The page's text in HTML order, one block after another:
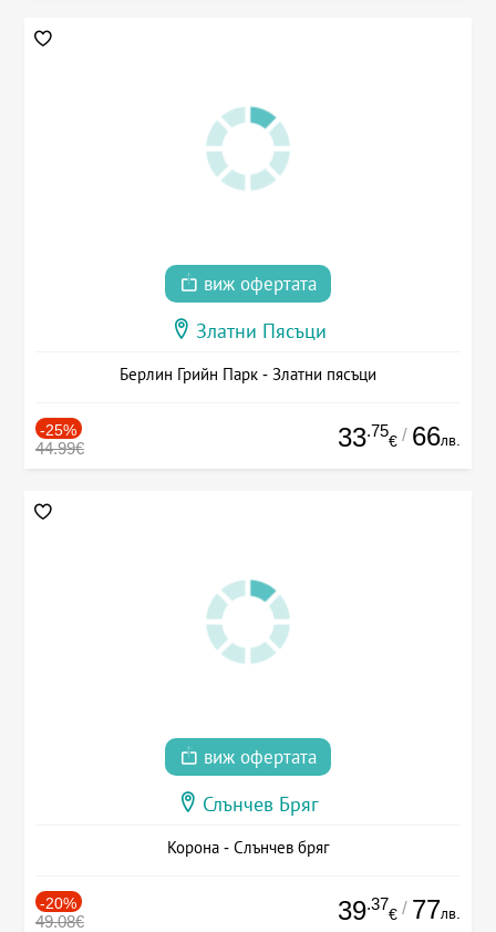
виж офертата
Златни Пясъци
Берлин Грийн Парк - Златни пясъци
-25%
44.99€ 33.75
€ / 66лв.
виж офертата
Слънчев Бряг
Корона - Слънчев бряг
-20%
49.08€ 39.37
€ / 77лв.